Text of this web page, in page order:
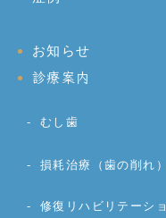
お知らせ
診療案内
むし歯
損耗治療（歯の削れ）
修復リハビリテーシ